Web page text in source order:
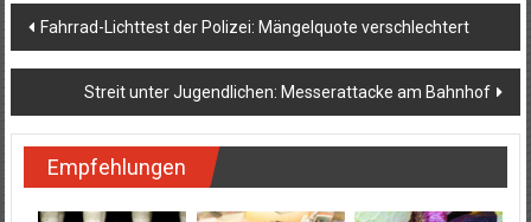
Beitragsnavigation
Fahrrad-Lichttest der Polizei: Mängelquote verschlechtert
Streit unter Jugendlichen: Messerattacke am Bahnhof
Empfehlungen